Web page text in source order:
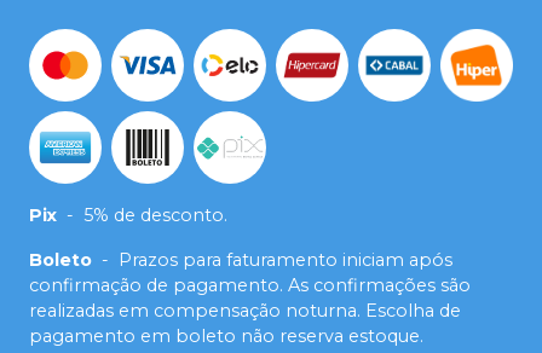
Pix - 5% de desconto.
Boleto -
Prazos para faturamento iniciam após
confirmação de pagamento. As confirmações são
realizadas em compensação noturna. Escolha de
pagamento em boleto não reserva estoque.